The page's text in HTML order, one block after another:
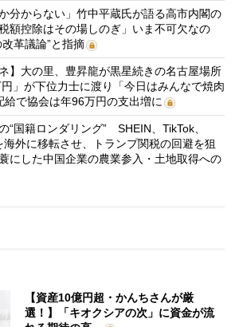
分からない」竹中平蔵氏が語る高市内閣の
控除はその場しのぎ」いま不可欠なの
革議論”と指摘
】大の里、豊昇龍が黒星続きの名古屋場所
」が下位力士に渡り「今日はみんなで焼肉
で協会は年96万円の支出増に
“国籍ロンダリング” SHEIN、TikTok、
外に移転させ、トランプ関税の回避を狙
にした中国企業の農業参入・土地取得への
【資産10億円超・かんちさんが厳
選！】「キオクシアの次」に資金が流